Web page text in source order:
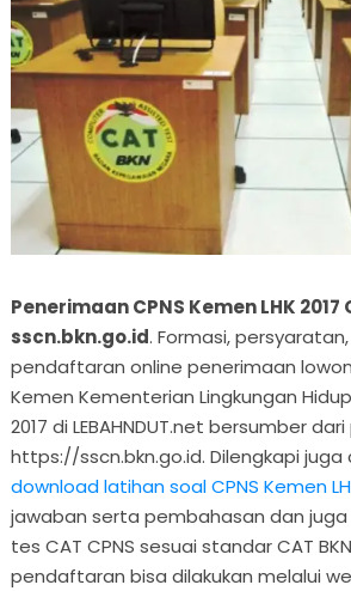
Penerimaan CPNS Kemen LHK 2017
sscn.bkn.go.id. Formasi,
pendaftaran online penerimaan
Kemen Kementerian Lingkungan
2017 di LEBAHNDUT.net bersumber
https://sscn.bkn.go.id. Dilengkapi juga
download latihan soal CPNS Kemen
jawaban serta pembahasan dan
tes CAT CPNS sesuai standar CAT
pendaftaran bisa dilakukan melalui